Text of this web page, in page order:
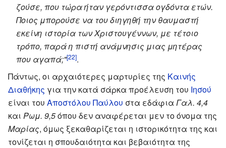
ζούσε, που τώρα ήταν γερόντισσα ογδόντα ετών.
Ποιος μπορούσε να του διηγηθή την θαυμαστή
εκείνη ιστορία των Χριστουγέννων, με τέτοιο
τρόπο, παρά η πιστή ανάμνησις μιας μητέρας
που αγαπά;"[22].
Πάντως, οι αρχαιότερες μαρτυρίες της Καινής
Διαθήκης για την κατά σάρκα προέλευση του Ιησού
είναι του Αποστόλου Παύλου στα εδάφια Γαλ. 4,4
και Ρωμ. 9,5όπου δεν αναφέρεται μεν το όνομα της
Μαρίας, όμως ξεκαθαρίζεται η ιστορικότητα της και
τονίζεται η σπουδαιότητα και βεβαιότητα της